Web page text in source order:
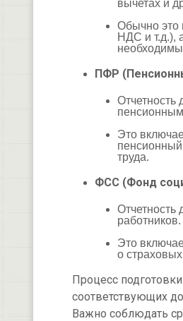
вычетах и
Обычно это
НДС и т.д.),
ПФР
Отчетность
Это
труда.
ФСС (Фонд
работников.
Это
о
Процесс
соответствующих
Важно соблюдать